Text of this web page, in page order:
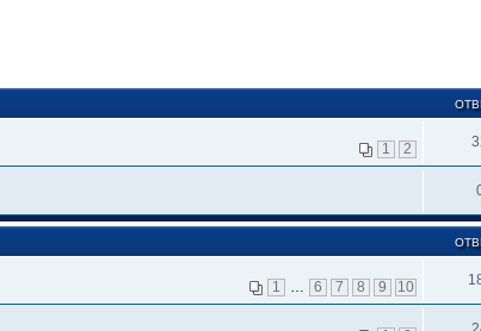
1 2
1 6 7 8 9 10